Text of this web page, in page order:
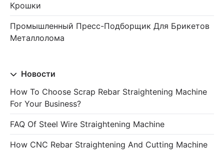
Крошки
Промышленный Пресс-Подборщик Для Брикетов
Металлолома
Новости
How To Choose Scrap Rebar Straightening Machine
For Your Business?
FAQ Of Steel Wire Straightening Machine
How CNC Rebar Straightening And Cutting Machine